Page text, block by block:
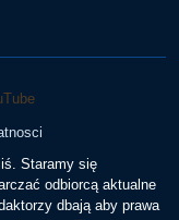
Staramy się
odbiorcą aktualne
dbają aby prawa